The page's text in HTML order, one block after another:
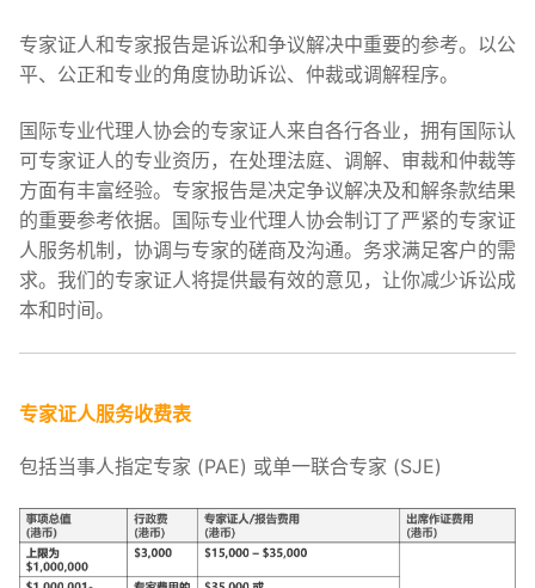
专家证人和专家报告是诉讼和争议解决中重要的参考。以公
平、公正和专业的角度协助诉讼、仲裁或调解程序。
国际专业代理人协会的专家证人来自各行各业，拥有国际认
可专家证人的专业资历，在处理法庭、调解、审裁和仲裁等
方面有丰富经验。专家报告是决定争议解决及和解条款结果
的重要参考依据。国际专业代理人协会制订了严紧的专家证
人服务机制，协调与专家的磋商及沟通。务求满足客户的需
求。我们的专家证人将提供最有效的意见，让你减少诉讼成
本和时间。
专家证人服务收费表
包括当事人指定专家 (PAE) 或单一联合专家 (SJE)